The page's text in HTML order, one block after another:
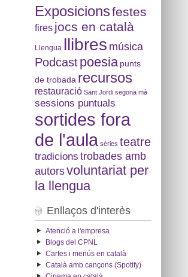
Exposicionsfestes
fires jocs en català
Llengua llibres música
Podcast poesia punts
de trobada recursos
restauració Sant Jordi segona mà
sessions puntuals
sortides fora
de l'aula sèries teatre
tradicions trobades amb
autorsvoluntariat per
la llengua
Enllaços d'interès
Atenció a l'empresa
Blogs del CPNL
Cartes i menús en català
Català amb cançons (Spotify)